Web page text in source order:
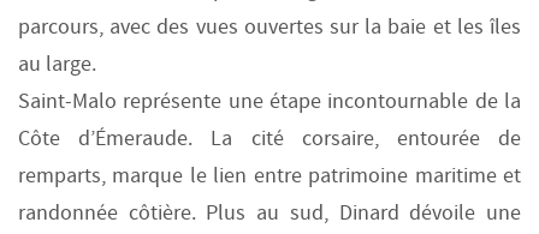
parcours, avec des vues ouvertes sur la baie et les îles
au large.
Saint-Malo représente une étape incontournable de la
Côte d’Émeraude. La cité corsaire, entourée de
remparts, marque le lien entre patrimoine maritime et
randonnée côtière. Plus au sud, Dinard dévoile une